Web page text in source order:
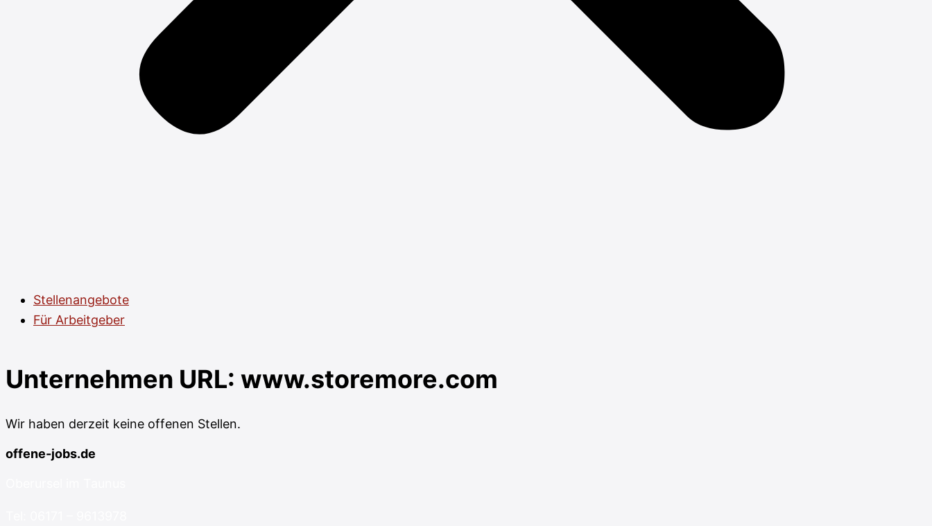
Stellenangebote
Für Arbeitgeber
Unternehmen URL: www.storemore.com
Wir haben derzeit keine offenen Stellen.
offene-jobs.de